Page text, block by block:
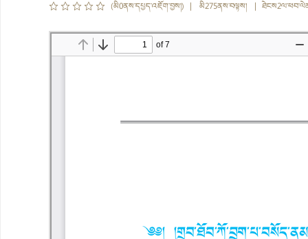
(མི0ནས་དཔྱད་འཇོག་བྱས།) | མི275ནས་བལྟས། |